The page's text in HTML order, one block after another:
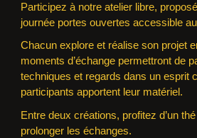
Participez à notre atelier libre,
journée portes ouvertes accessible
Chacun explore et réalise son projet
moments d’échange permettront de
techniques et regards dans un esprit
participants apportent leur matériel.
Entre deux créations, profitez d’un
prolonger les échanges.